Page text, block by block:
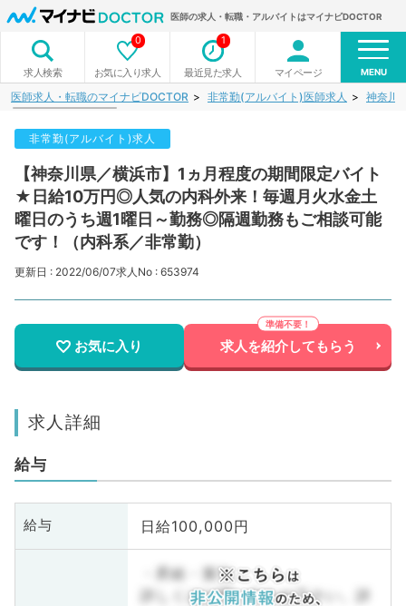
医師の求人・転職・アルバイトはマイナビDOCTOR
求人検索 お気に入り求人
0
最近見た求人
1
マイページ MENU
医師求人・転職のマイナビDOCTOR 非常勤(アルバイト)医師求人 神奈川
非常勤(アルバイト)求人
【神奈川県／横浜市】1ヵ月程度の期間限定バイト
★日給10万円◎人気の内科外来！毎週月火水金土
曜日のうち週1曜日～勤務◎隔週勤務もご相談可能
です！（内科系／非常勤）
更新日 : 2022/06/07求人No : 653974
お気に入り 求人を紹介してもらう
求人詳細
給与
給与 日給100,000円
・昇給・賞与
詳しくはお問い合わせ下さい。詳